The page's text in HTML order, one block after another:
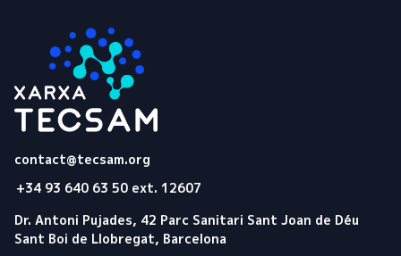
contact@tecsam.org
+34 93 640 63 50 ext. 12607
Dr. Antoni Pujades, 42 Parc Sanitari Sant Joan de Déu
Sant Boi de Llobregat, Barcelona